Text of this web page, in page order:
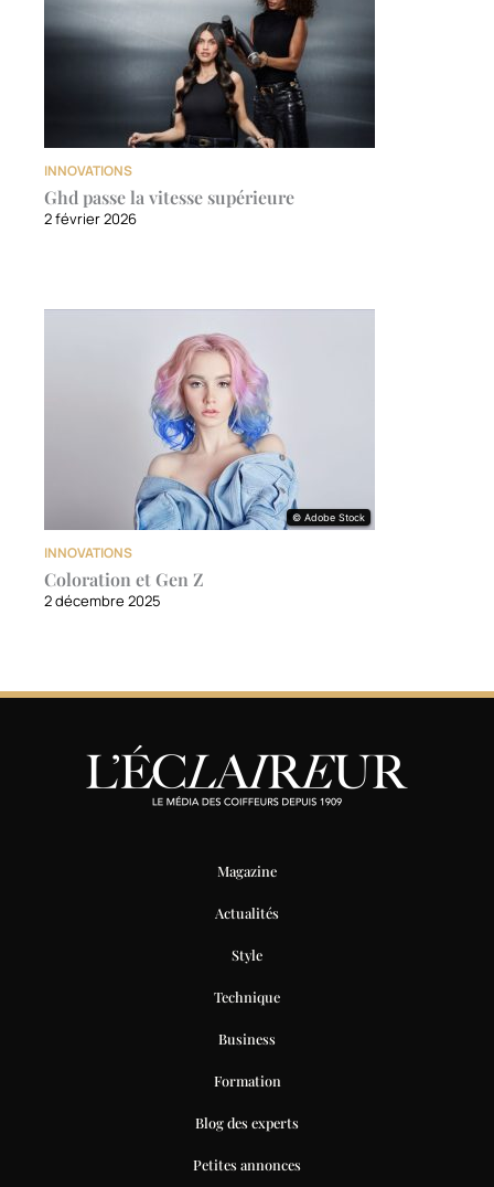
INNOVATIONS
Ghd passe la vitesse supérieure
2 février 2026
© Adobe Stock
© Adobe Stock
INNOVATIONS
Coloration et Gen Z
2 décembre 2025
Magazine
Actualités
Style
Technique
Business
Formation
Blog des experts
Petites annonces